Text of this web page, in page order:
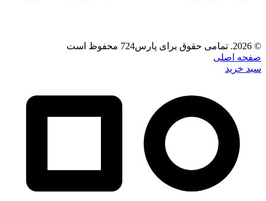
© 2026. تمامی حقوق برای پارس724 محفوظ است
صفحه اصلی
سبد خرید